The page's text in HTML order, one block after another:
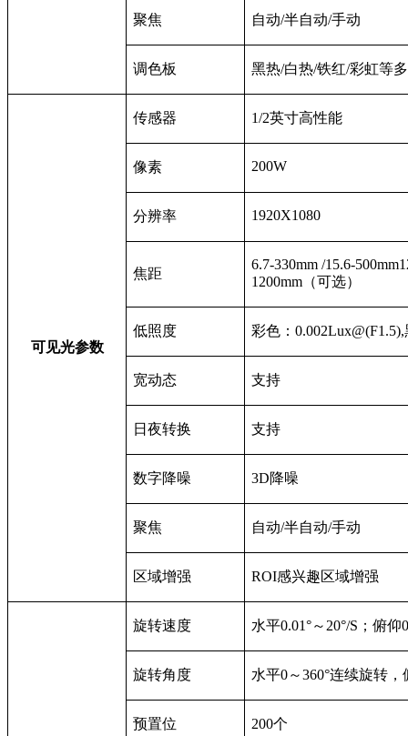
聚焦 自动/半自动/手动
调色板 黑热/白热/铁红/彩虹等
可见光参数
传感器 1/2英寸高性能
像素 200W
分辨率 1920X1080
焦距
6.7-330mm /15.6-
1200mm （可选）
低照度 彩色： 0.002Lux@(F1.5),
宽动态 支持
日夜转换 支持
数字降噪 3D降噪
聚焦 自动/半自动/手动
区域增强 ROI感兴趣区域增强
旋转速度 水平0.01°～20°/S；俯仰
旋转角度 水平0～360°连续旋转，
预置位 200个